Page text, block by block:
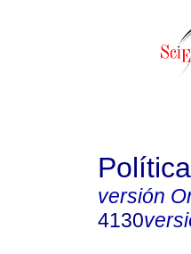
versión
4130